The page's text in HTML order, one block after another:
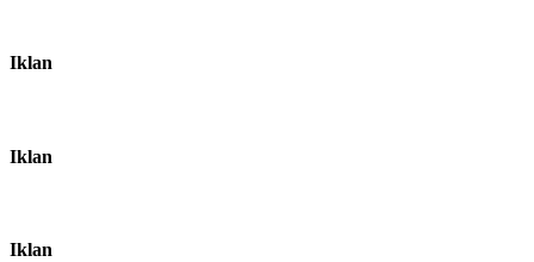
Iklan
Iklan
Iklan